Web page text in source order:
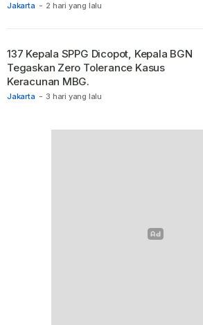
Jakarta - 2 hari yang lalu
Jakarta - 3 hari yang lalu
137 Kepala SPPG Dicopot, Kepala BGN
Tegaskan Zero Tolerance Kasus
Keracunan MBG.